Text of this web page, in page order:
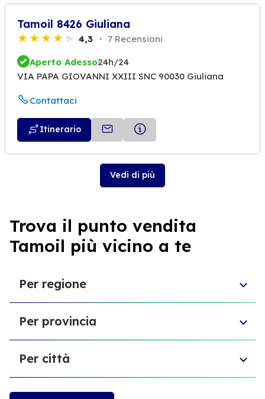
Tamoil 8426 Giuliana
4,3 7 Recensioni
Aperto Adesso24h/24
VIA PAPA GIOVANNI XXIII SNC 90030 Giuliana
Contattaci
Itinerario
Vedi di più
Trova il punto vendita
Tamoil più vicino a te
Per regione
Veneto
Abruzzo
Liguria
Sardegna
Emilia-Romagna
Trentino-Alto Adige
Per provincia
Provincia di Reggio Emilia
Provincia di Modena
Provincia del Medio Campidano
Per città